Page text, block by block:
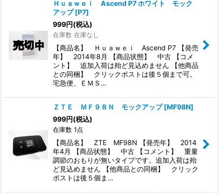
Ｈｕａｗｅｉ Ascend P7 ホワイト モック
アップ [P7]
999円(税込)
在庫数 在庫なし
【商品名】 Ｈｕａｗｅｉ Ascend P7 【発売
年】 2014年8月 【商品状態】 中古 【コメ
ント】 追加入荷は殆ど見込めません 【他商品
との同梱】 クリックポストは後５個まで可。
宅急便、ＥＭＳ…
ＺＴＥ ＭＦ９８Ｎ モックアップ [MF98N]
999円(税込)
在庫数 1点
【商品名】 ZTE MF98N 【発売年】 2014
年4月 【商品状態】 中古 【コメント】 重量
調節のおもりが無いタイプです。追加入荷は殆
ど見込めません 【他商品との同梱】 クリック
ポストは後５個ま…